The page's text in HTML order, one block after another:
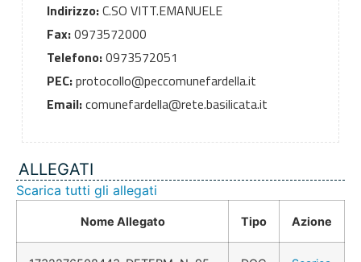
Indirizzo:C.SO VITT.EMANUELE
Fax:0973572000
Telefono:0973572051
PEC:protocollo@peccomunefardella.it
Email:comunefardella@rete.basilicata.it
ALLEGATI
Scarica tutti gli allegati
Nome Allegato Tipo Azione